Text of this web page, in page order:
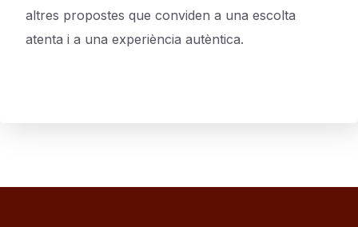
altres propostes que conviden a una escolta
atenta i a una experiència autèntica.